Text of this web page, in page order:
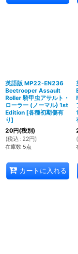
英語版 MP22-EN236
Beetrooper Assault
Roller 騎甲虫アサルト・
ローラー (ノーマル) 1st
Edition [各種初期傷有
り]
20円(税別)
(税込 : 22円)
在庫数 5点
カートに入れる
(